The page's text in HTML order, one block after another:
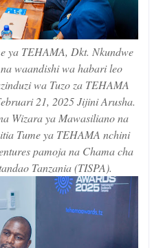
ya TEHAMA, Dkt. Nkundwe
waandishi wa habari leo
wa Tuzo za TEHAMA
21, 2025 Jijini Arusha.
Wizara ya Mawasiliano na
Tume ya TEHAMA nchini
pamoja na Chama cha
Tanzania (TISPA).